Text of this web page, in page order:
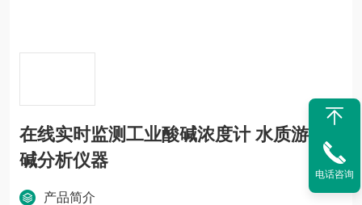
在线实时监测工业酸碱浓度计 水质游离
碱分析仪器
产品简介
电话咨询